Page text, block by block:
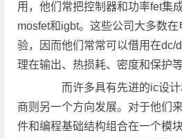
用，他们常把控制器和功率fet集
mosfet和igbt。这些公司大多数
验，因而他们常常可以借用在dc/
理在输出、热损耗、密度和保护
而许多具有先进的ic设计
商则另一个方向发展。对于他们
件和编程基础结构组合在一个模